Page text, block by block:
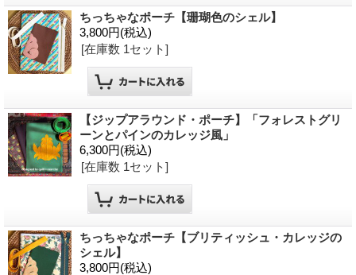
ちっちゃなポーチ【珊瑚色のシェル】
3,800円(税込)
[在庫数 1セット]
【ジップアラウンド・ポーチ】「フォレストグリ
ーンとパインのカレッジ風」
6,300円(税込)
[在庫数 1セット]
ちっちゃなポーチ【ブリティッシュ・カレッジの
シェル】
3,800円(税込)